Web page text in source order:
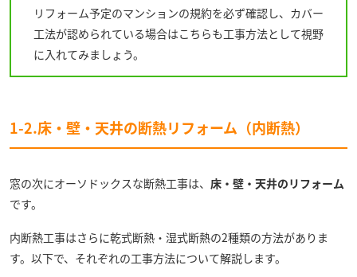
リフォーム予定のマンションの規約を必ず確認し、カバー
工法が認められている場合はこちらも工事方法として視野
に入れてみましょう。
1-2.床・壁・天井の断熱リフォーム（内断熱）
窓の次にオーソドックスな断熱工事は、 床・壁・天井のリフォーム
です。
内断熱工事はさらに乾式断熱・湿式断熱の2種類の方法がありま
す。以下で、それぞれの工事方法について解説します。